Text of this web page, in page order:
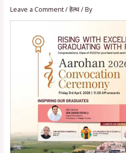
Leave a Comment/हेल्थ/ By